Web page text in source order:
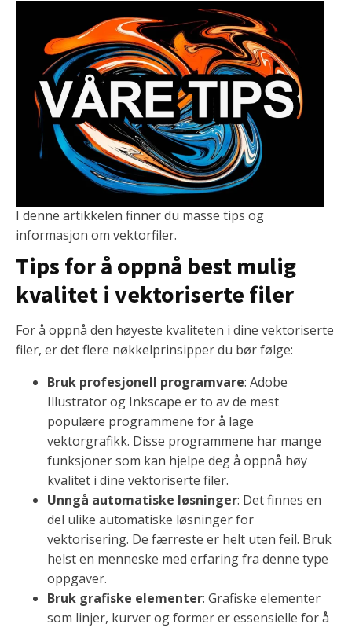
I denne artikkelen finner du masse tips og
informasjon om vektorfiler.
Tips for å oppnå best mulig
kvalitet i vektoriserte filer
For å oppnå den høyeste kvaliteten i dine vektoriserte
filer, er det flere nøkkelprinsipper du bør følge:
Bruk profesjonell programvare: Adobe
Illustrator og Inkscape er to av de mest
populære programmene for å lage
vektorgrafikk. Disse programmene har mange
funksjoner som kan hjelpe deg å oppnå høy
kvalitet i dine vektoriserte filer.
Unngå automatiske løsninger: Det finnes en
del ulike automatiske løsninger for
vektorisering. De færreste er helt uten feil. Bruk
helst en menneske med erfaring fra denne type
oppgaver.
Bruk grafiske elementer: Grafiske elementer
som linjer, kurver og former er essensielle for å